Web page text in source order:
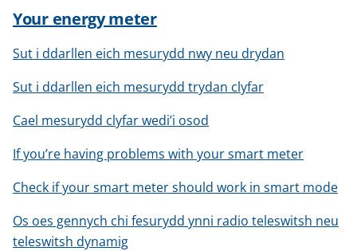
Your energy meter
Sut i ddarllen eich mesurydd nwy neu drydan
Sut i ddarllen eich mesurydd trydan clyfar
Cael mesurydd clyfar wedi’i osod
If you’re having problems with your smart meter
Check if your smart meter should work in smart mode
Os oes gennych chi fesurydd ynni radio teleswitsh neu
teleswitsh dynamig